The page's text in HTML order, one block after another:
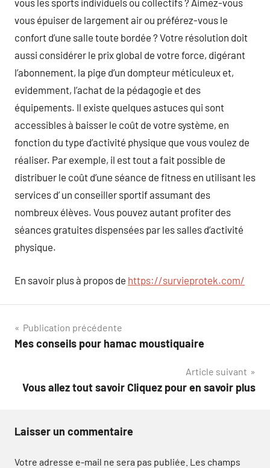
vous les sports individuels ou collectifs ? Aimez-vous
vous épuiser de largement air ou préférez-vous le
confort d’une salle toute bordée ? Votre résolution doit
aussi considérer le prix global de votre force, digérant
l’abonnement, la pige d’un dompteur méticuleux et,
evidemment, l’achat de la pédagogie et des
équipements. Il existe quelques astuces qui sont
accessibles à baisser le coût de votre système, en
fonction du type d’activité physique que vous voulez de
réaliser. Par exemple, il est tout a fait possible de
distribuer le coût d’une séance de fitness en utilisant les
services d’ un conseiller sportif assumant des
nombreux élèves. Vous pouvez autant profiter des
séances gratuites dispensées par les salles d’activité
physique.
En savoir plus à propos de https://survieprotek.com/
Navigation
de
Publication précédente
Mes conseils pour hamac moustiquaire
Article suivant
Vous allez tout savoir Cliquez pour en savoir plus
Laisser un commentaire
Votre adresse e-mail ne sera pas publiée. Les champs